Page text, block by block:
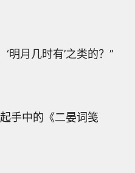
明月几时有’之类的？”
手中的《二晏词笺